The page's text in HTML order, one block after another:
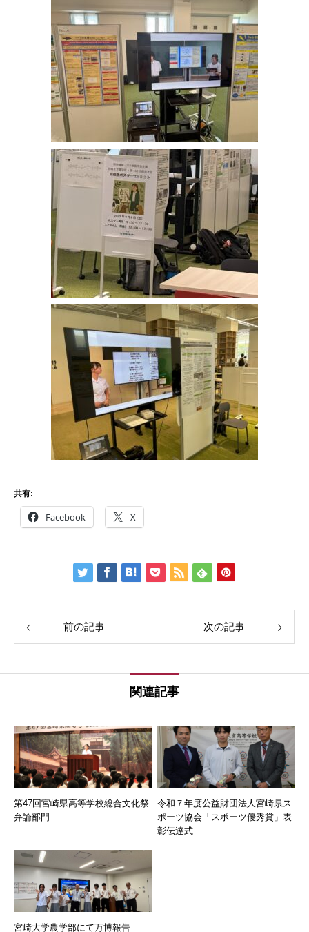
共有:
Facebook X
前の記事 次の記事
関連記事
第47回宮崎県高等学校総合文化祭
弁論部門
令和７年度公益財団法人宮崎県ス
ポーツ協会「スポーツ優秀賞」表
彰伝達式
宮崎大学農学部にて万博報告